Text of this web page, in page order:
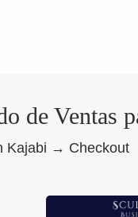
de Ventas
Kajabi →